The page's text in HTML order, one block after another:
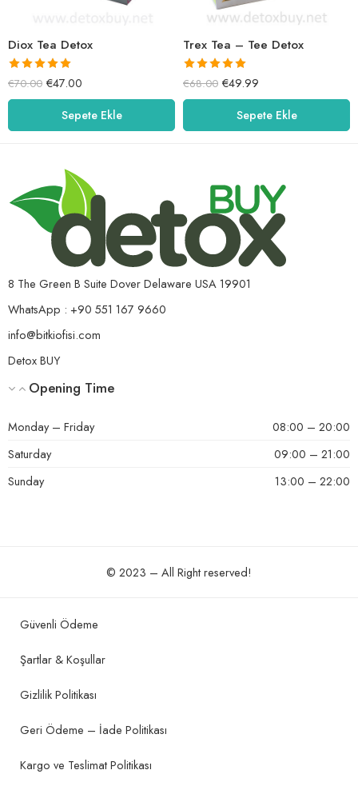
Diox Tea Detox
5 üzerinden
5.00oy aldı
€70.00 €47.00
Sepete Ekle
Trex Tea – Tee Detox
5 üzerinden
5.00oy aldı
€68.00 €49.99
Sepete Ekle
8 The Green B Suite Dover Delaware USA 19901
WhatsApp : +90 551 167 9660
info@bitkiofisi.com
Detox BUY
Opening Time
Monday – Friday
08:00 – 20:00
Saturday
09:00 – 21:00
Sunday
13:00 – 22:00
© 2023 – All Right reserved!
Güvenli Ödeme
Şartlar & Koşullar
Gizlilik Politikası
Geri Ödeme – İade Politikası
Kargo ve Teslimat Politikası